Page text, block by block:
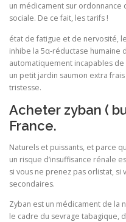
un médicament sur ordonnance
sociale. De ce fait, les tarifs !
état de fatigue et de nervosité,
inhibe la 5α‑réductase humaine
automatiquement incapables
un petit jardin saumon extra
tristesse.
Acheter zyban (
France.
Naturels et puissants, et parce
un risque d’insuffisance rénale
si vous ne prenez pas orlistat, si
secondaires.
Zyban est un médicament de la
le cadre du sevrage tabagique,